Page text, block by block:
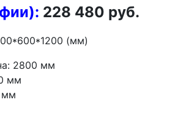
228 480 руб.
(мм)
2800 мм
мм
мм